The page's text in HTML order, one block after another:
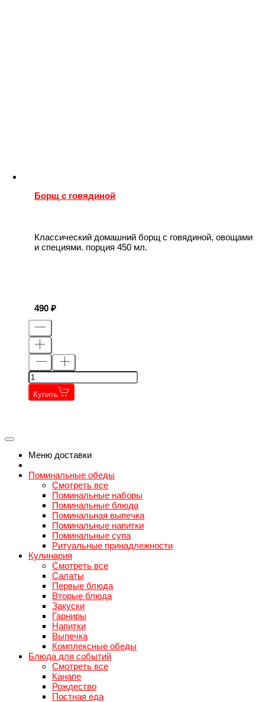
Борщ с говядиной
Классический домашний борщ с говядиной, овощами
и специями. порция 450 мл.
490
Купить
Меню доставки
Поминальные обеды
Смотреть все
Поминальные наборы
Поминальные блюда
Поминальная выпечка
Поминальные напитки
Поминальные супа
Ритуальные принадлежности
Кулинария
Смотреть все
Салаты
Первые блюда
Вторые блюда
Закуски
Гарниры
Напитки
Выпечка
Комплексные обеды
Блюда для событий
Смотреть все
Канапе
Рождество
Постная еда